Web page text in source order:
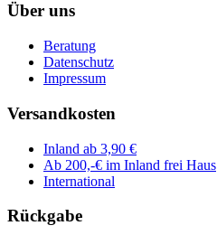
Über uns
Beratung
Datenschutz
Impressum
Versandkosten
Inland ab 3,90 €
Ab 200,-€ im Inland frei Haus
International
Rückgabe